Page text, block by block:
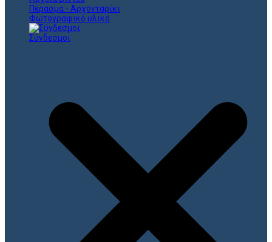
Πέρασμα - Αρχονταρίκι
Φωτογραφικό υλικό
Σύνδεσμοι